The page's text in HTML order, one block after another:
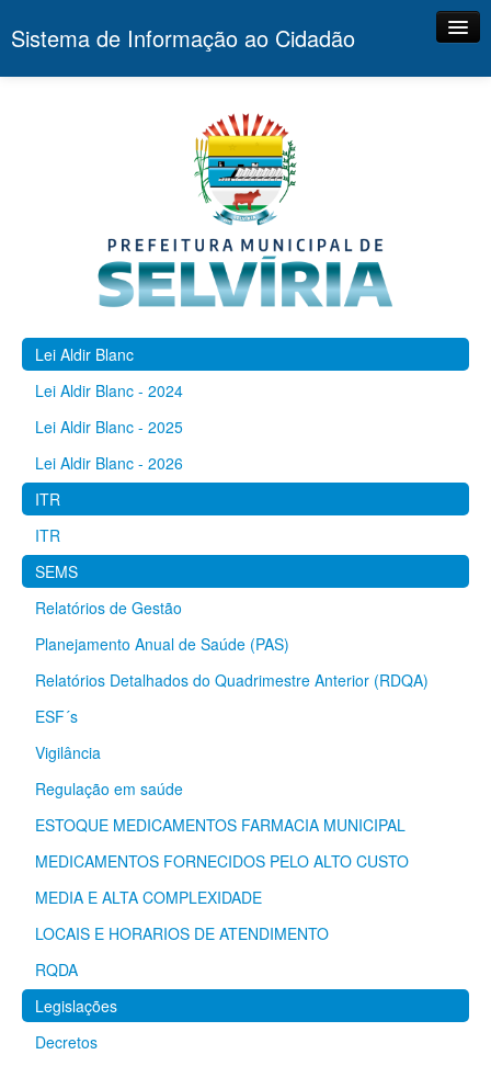
Sistema de Informação ao Cidadão
Lei Aldir Blanc
Lei Aldir Blanc - 2024
Lei Aldir Blanc - 2025
Lei Aldir Blanc - 2026
ITR
ITR
SEMS
Relatórios de Gestão
Planejamento Anual de Saúde (PAS)
Relatórios Detalhados do Quadrimestre Anterior (RDQA)
ESF´s
Vigilância
Regulação em saúde
ESTOQUE MEDICAMENTOS FARMACIA MUNICIPAL
MEDICAMENTOS FORNECIDOS PELO ALTO CUSTO
MEDIA E ALTA COMPLEXIDADE
LOCAIS E HORARIOS DE ATENDIMENTO
RQDA
Legislações
Decretos